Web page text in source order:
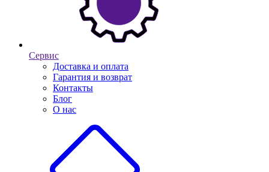
Сервис
Доставка и оплата
Гарантия и возврат
Контакты
Блог
О нас